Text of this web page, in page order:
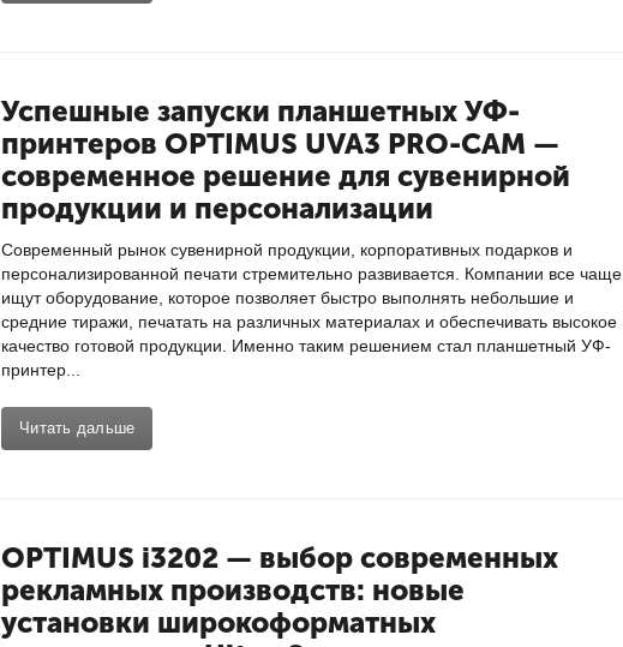
Успешные запуски планшетных УФ-
принтеров OPTIMUS UVA3 PRO-CAM —
современное решение для сувенирной
продукции и персонализации
Современный рынок сувенирной продукции, корпоративных подарков и
персонализированной печати стремительно развивается. Компании все чаще
ищут оборудование, которое позволяет быстро выполнять небольшие и
средние тиражи, печатать на различных материалах и обеспечивать высокое
качество готовой продукции. Именно таким решением стал планшетный УФ-
принтер...
Читать дальше
OPTIMUS i3202 — выбор современных
рекламных производств: новые
установки широкоформатных